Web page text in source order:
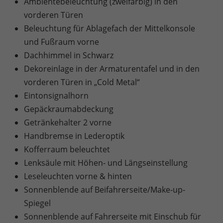
vorderen Türen
Beleuchtung für Ablagefach der Mittelkonsole
und Fußraum vorne
Dachhimmel in Schwarz
Dekoreinlage in der Armaturentafel und in den
vorderen Türen in „Cold Metal“
Eintonsignalhorn
Gepäckraumabdeckung
Getränkehalter 2 vorne
Handbremse in Lederoptik
Kofferraum beleuchtet
Lenksäule mit Höhen- und Längseinstellung
Leseleuchten vorne & hinten
Sonnenblende auf Beifahrerseite/Make-up-
Spiegel
Sonnenblende auf Fahrerseite mit Einschub für